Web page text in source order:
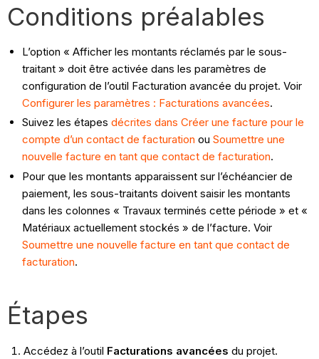
Conditions préalables
L’option « Afficher les montants réclamés par le sous-
traitant » doit être activée dans les paramètres de
configuration de l’outil Facturation avancée du projet. Voir
Configurer les paramètres : Facturations avancées.
Suivez les étapesdécrites dans Créer une facture pour le
compte d’un contact de facturation ouSoumettre une
nouvelle facture en tant que contact de facturation.
Pour que les montants apparaissent sur l’échéancier de
paiement, les sous-traitants doivent saisir les montants
dans les colonnes « Travaux terminés cette période » et «
Matériaux actuellement stockés » de l’facture. Voir
Soumettre une nouvelle facture en tant que contact de
facturation.
Étapes
Accédez à l’outil Facturations avancées du projet.